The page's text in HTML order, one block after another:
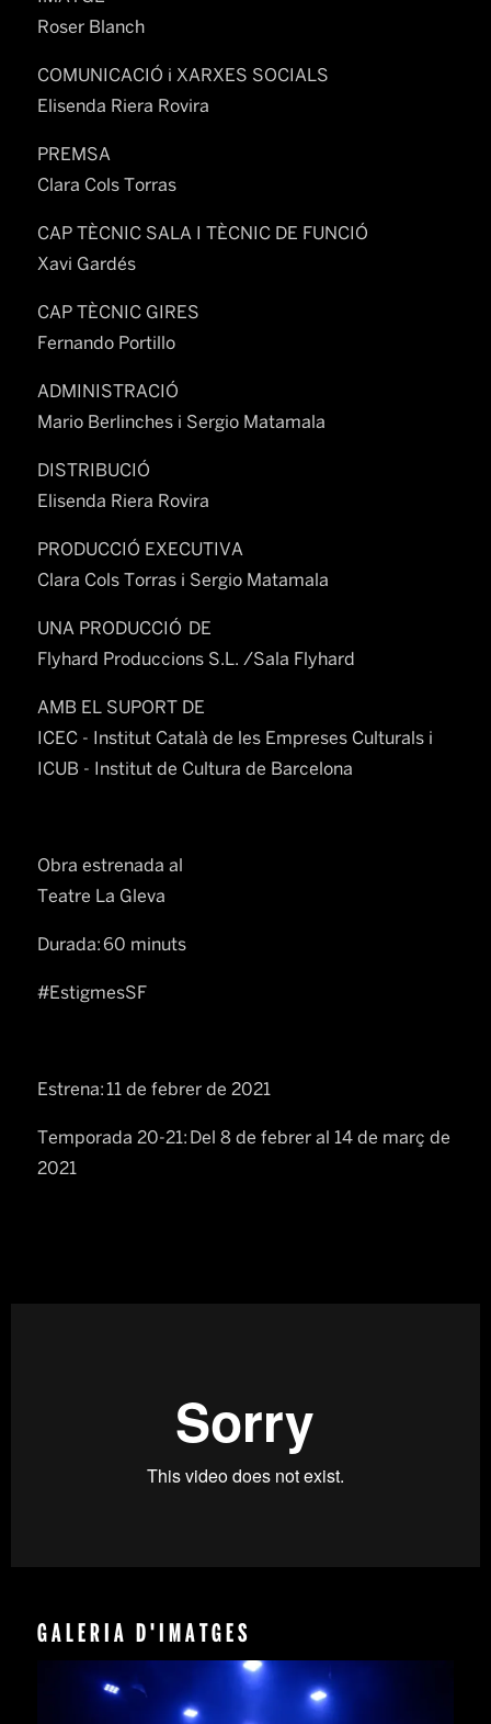
Roser Blanch
COMUNICACIÓ i XARXES SOCIALS
Elisenda Riera Rovira
PREMSA
Clara Cols Torras
CAP TÈCNIC SALA I TÈCNIC DE FUNCIÓ
Xavi Gardés
CAP TÈCNIC GIRES
Fernando Portillo
ADMINISTRACIÓ
Mario Berlinches i Sergio Matamala
DISTRIBUCIÓ
Elisenda Riera Rovira
PRODUCCIÓ EXECUTIVA
Clara Cols Torras i Sergio Matamala
UNA PRODUCCIÓ DE
Flyhard Produccions S.L. /Sala Flyhard
AMB EL SUPORT DE
ICEC - Institut Català de les Empreses Culturals i
ICUB - Institut de Cultura de Barcelona
Obra estrenada al
Teatre La Gleva
Durada: 60 minuts
#EstigmesSF
Estrena: 11 de febrer de 2021
Temporada 20-21: Del 8 de febrer al 14 de març de
2021
GALERIA D'IMATGES